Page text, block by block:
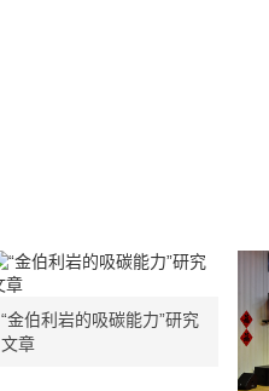
“金伯利岩的吸碳能力”研究
文章